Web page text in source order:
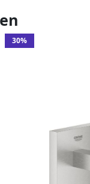
30%